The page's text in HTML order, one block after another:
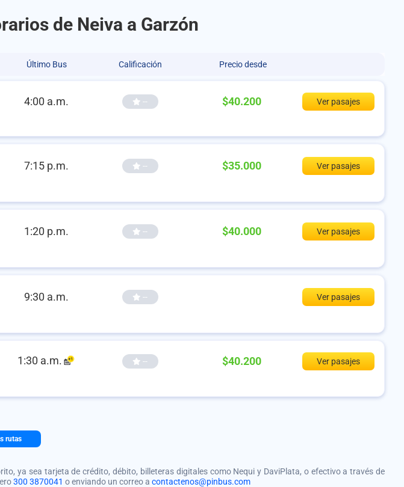
de Neiva a Garzón
Último Bus Calificación Precio desde
4:00 a.m. -- $40.200 Ver pasajes
7:15 p.m. -- $35.000 Ver pasajes
1:20 p.m. -- $40.000 Ver pasajes
9:30 a.m. -- Ver pasajes
1:30 a.m. -- $40.200 Ver pasajes
rutas
ya sea tarjeta de crédito, débito, billeteras digitales como Nequi y DaviPlata, o efectivo a través de
300 3870041 o enviando un correo a contactenos@pinbus.com